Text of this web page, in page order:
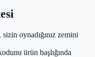
oynadığınız zemini
ürün başlığında